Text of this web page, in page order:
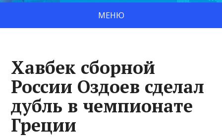
МЕНЮ
Хавбек сборной
России Оздоев сделал
дубль в чемпионате
Греции